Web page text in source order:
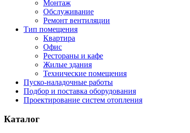
Монтаж
Обслуживание
Ремонт вентиляции
Тип помещения
Квартира
Офис
Рестораны и кафе
Жилые здания
Технические помещения
Пуско-наладочные работы
Подбор и поставка оборудования
Проектирование систем отопления
Каталог